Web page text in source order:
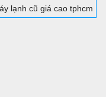
lạnh cũ giá cao tphcm